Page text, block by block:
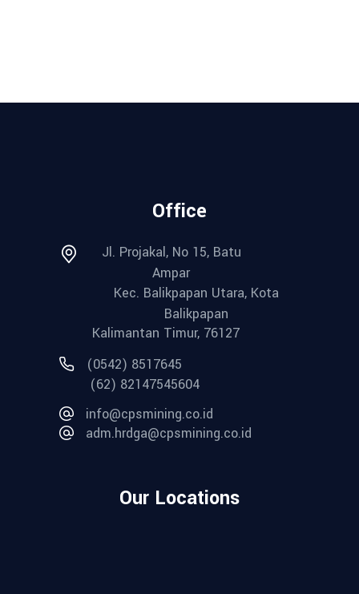
Office
Jl. Projakal, No 15, Batu
Ampar
Kec. Balikpapan Utara, Kota
Balikpapan
Kalimantan Timur, 76127
(0542) 8517645
(62) 82147545604
info@cpsmining.co.id
adm.hrdga@cpsmining.co.id
Our Locations